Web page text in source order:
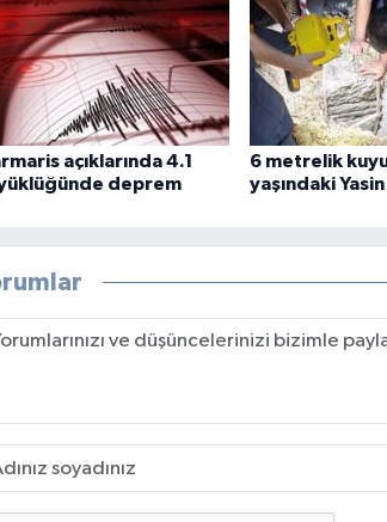
açıklarında 4.1
deprem
6 metrelik
yaşındaki